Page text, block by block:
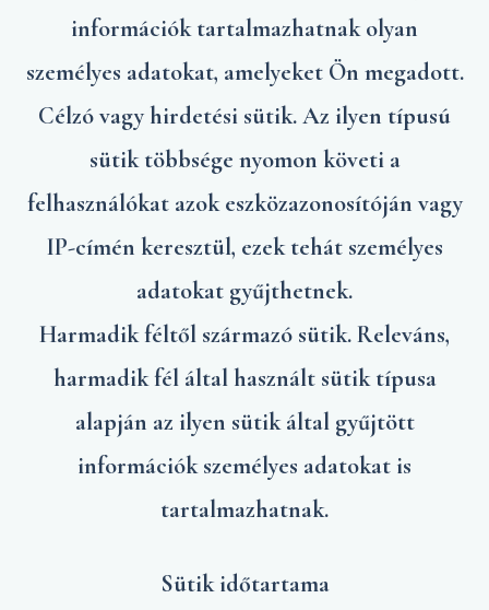
információk tartalmazhatnak olyan
személyes adatokat, amelyeket Ön megadott.
Célzó vagy hirdetési sütik. Az ilyen típusú
sütik többsége nyomon követi a
felhasználókat azok eszközazonosítóján vagy
IP-címén keresztül, ezek tehát személyes
adatokat gyűjthetnek.
Harmadik féltől származó sütik. Releváns,
harmadik fél által használt sütik típusa
alapján az ilyen sütik által gyűjtött
információk személyes adatokat is
tartalmazhatnak.
Sütik időtartama